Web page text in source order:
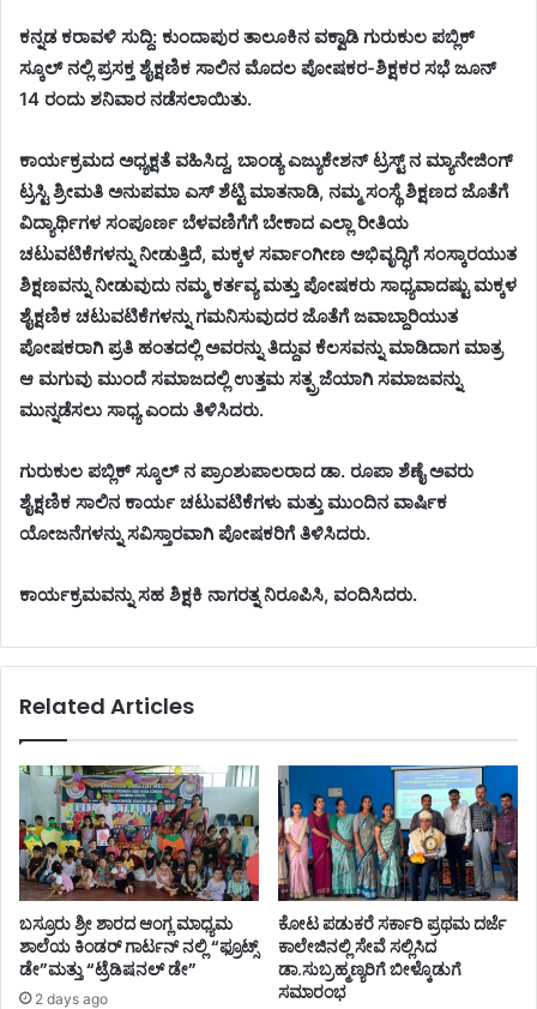
ಕನ್ನಡ ಕರಾವಳಿ ಸುದ್ದಿ: ಕುಂದಾಪುರ ತಾಲೂಕಿನ ವಕ್ವಾಡಿ ಗುರುಕುಲ ಪಬ್ಲಿಕ್
ಸ್ಕೂಲ್ ನಲ್ಲಿ ಪ್ರಸಕ್ತ ಶೈಕ್ಷಣಿಕ ಸಾಲಿನ ಮೊದಲ ಪೋಷಕರ-ಶಿಕ್ಷಕರ ಸಭೆ ಜೂನ್
14 ರಂದು ಶನಿವಾರ ನಡೆಸಲಾಯಿತು.
ಕಾರ್ಯಕ್ರಮದ ಅಧ್ಯಕ್ಷತೆ ವಹಿಸಿದ್ದ, ಬಾಂಡ್ಯ ಎಜ್ಯುಕೇಶನ್ ಟ್ರಸ್ಟ್ ನ ಮ್ಯಾನೇಜಿಂಗ್
ಟ್ರಸ್ಟಿ ಶ್ರೀಮತಿ ಅನುಪಮಾ ಎಸ್ ಶೆಟ್ಟಿ ಮಾತನಾಡಿ, ನಮ್ಮ ಸಂಸ್ಥೆ ಶಿಕ್ಷಣದ ಜೊತೆಗೆ
ವಿದ್ಯಾರ್ಥಿಗಳ ಸಂಪೂರ್ಣ ಬೆಳವಣಿಗೆಗೆ ಬೇಕಾದ ಎಲ್ಲಾ ರೀತಿಯ
ಚಟುವಟಿಕೆಗಳನ್ನು ನೀಡುತ್ತಿದೆ, ಮಕ್ಕಳ ಸರ್ವಾಂಗೀಣ ಅಭಿವೃದ್ಧಿಗೆ ಸಂಸ್ಕಾರಯುತ
ಶಿಕ್ಷಣವನ್ನು ನೀಡುವುದು ನಮ್ಮ ಕರ್ತವ್ಯ ಮತ್ತು ಪೋಷಕರು ಸಾಧ್ಯವಾದಷ್ಟು ಮಕ್ಕಳ
ಶೈಕ್ಷಣಿಕ ಚಟುವಟಿಕೆಗಳನ್ನು ಗಮನಿಸುವುದರ ಜೊತೆಗೆ ಜವಾಬ್ದಾರಿಯುತ
ಪೋಷಕರಾಗಿ ಪ್ರತಿ ಹಂತದಲ್ಲಿ ಅವರನ್ನು ತಿದ್ದುವ ಕೆಲಸವನ್ನು ಮಾಡಿದಾಗ ಮಾತ್ರ
ಆ ಮಗುವು ಮುಂದೆ ಸಮಾಜದಲ್ಲಿ ಉತ್ತಮ ಸತ್ಪ್ರಜೆಯಾಗಿ ಸಮಾಜವನ್ನು
ಮುನ್ನಡೆಸಲು ಸಾಧ್ಯ ಎಂದು ತಿಳಿಸಿದರು.
ಗುರುಕುಲ ಪಬ್ಲಿಕ್ ಸ್ಕೂಲ್ ನ ಪ್ರಾಂಶುಪಾಲರಾದ ಡಾ. ರೂಪಾ ಶೆಣೈ ಅವರು
ಶೈಕ್ಷಣಿಕ ಸಾಲಿನ ಕಾರ್ಯ ಚಟುವಟಿಕೆಗಳು ಮತ್ತು ಮುಂದಿನ ವಾರ್ಷಿಕ
ಯೋಜನೆಗಳನ್ನು ಸವಿಸ್ತಾರವಾಗಿ ಪೋಷಕರಿಗೆ ತಿಳಿಸಿದರು.
ಕಾರ್ಯಕ್ರಮವನ್ನು ಸಹ ಶಿಕ್ಷಕಿ ನಾಗರತ್ನ ನಿರೂಪಿಸಿ, ವಂದಿಸಿದರು.
Related Articles
ಬಸ್ರೂರು ಶ್ರೀ ಶಾರದ ಆಂಗ್ಲ ಮಾಧ್ಯಮ
ಶಾಲೆಯ ಕಿಂಡರ್ ಗಾರ್ಟನ್ ನಲ್ಲಿ “ಫ್ರೂಟ್ಸ್
ಡೇ”ಮತ್ತು “ಟ್ರೆಡಿಷನಲ್ ಡೇ”
2 days ago
ಕೋಟ ಪಡುಕರೆ ಸರ್ಕಾರಿ ಪ್ರಥಮ ದರ್ಜೆ
ಕಾಲೇಜಿನಲ್ಲಿ ಸೇವೆ ಸಲ್ಲಿಸಿದ
ಡಾ.ಸುಬ್ರಹ್ಮಣ್ಯರಿಗೆ ಬೀಳ್ಕೊಡುಗೆ
ಸಮಾರಂಭ